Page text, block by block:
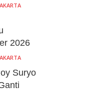
2026
Suryo